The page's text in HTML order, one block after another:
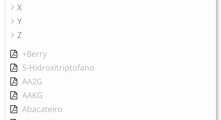
X
Y
Z
+Berry
5-Hidroxitriptofano
AA2G
AAKG
Abacateiro